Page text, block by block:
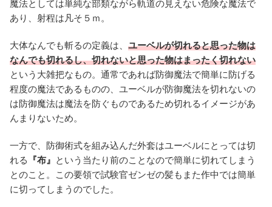
魔法としては単純な部類ながら軌道の見えない危険な魔法で
あり、射程は凡そ５ｍ。
大体なんでも斬るの定義は、 ユーベルが切れると思った物は
なんでも切れるし、切れないと思った物はまったく切れない
という大雑把なもの。通常であれば防御魔法で簡単に防げる
程度の魔法であるものの、ユーベルが防御魔法を切れないの
は防御魔法は魔法を防ぐものであるため切れるイメージがあ
んまりないため。
一方で、防御術式を組み込んだ外套はユーベルにとっては切
れる
『布』 という当たり前のことなので簡単に切れてしまう
とのこと。この要領で試験官ゼンゼの髪もまた作中では簡単
に切ってしまうのでした。